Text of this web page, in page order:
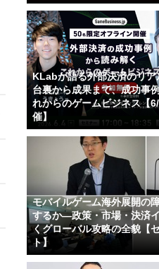
KLabが語る外部決済のリ
台裏から成果まで、成功事
れからのゲームビジネス【
催】
モバイルゲーム海外展開の
するか―政策・市場・決済
くグローバル攻略の全貌【
ト】